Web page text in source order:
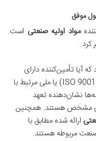
موفق
مواد اولیه صنعتی است.
کرد.
آیا تأمین‌کننده دارای
استانداردهای کیفی بین‌المللی (مانند ISO 9001) یا ملی مرتبط با
نشان‌دهنده تعهد
مشخص هستند. همچنین
ارائه شده مطابق با
صنعت مربوطه هستند.